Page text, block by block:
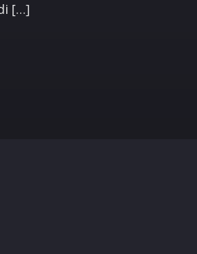
[…]